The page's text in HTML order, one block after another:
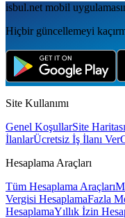
isbul.net mobil
Hiçbir güncellemeyi
Site Kullanımı
Genel KoşullarSite Haritası
İlanlarÜcretsiz İş İlanı Ver
Hesaplama Araçları
Tüm Hesaplama Araçları
Vergisi HesaplamaFazla
HesaplamaYıllık İzin